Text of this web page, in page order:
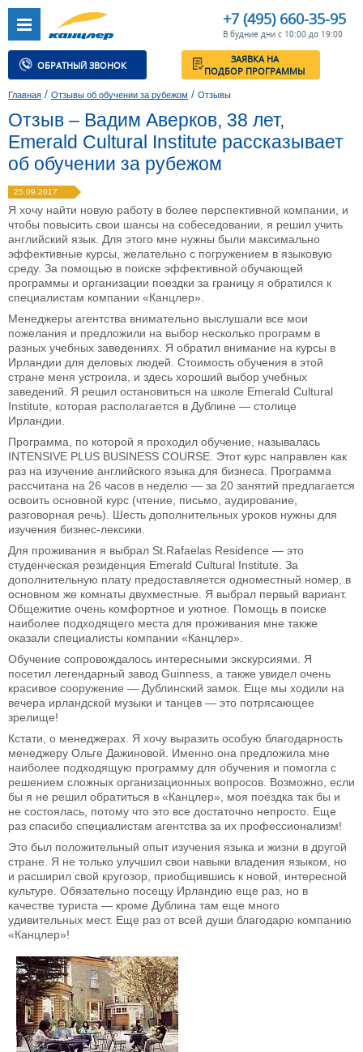
+7 (495) 660-35-95
В будние дни с 10:00 до 19:00
ОБРАТНЫЙ ЗВОНОК
ЗАЯВКА НА
ПОДБОР ПРОГРАММЫ
Главная / Отзывы об обучении за рубежом / Отзывы
Отзыв – Вадим Аверков, 38 лет,
Emerald Cultural Institute рассказывает
об обучении за рубежом
25.09.2017
Я хочу найти новую работу в более перспективной компании, и
чтобы повысить свои шансы на собеседовании, я решил учить
английский язык. Для этого мне нужны были максимально
эффективные курсы, желательно с погружением в языковую
среду. За помощью в поиске эффективной обучающей
программы и организации поездки за границу я обратился к
специалистам компании «Канцлер».
Менеджеры агентства внимательно выслушали все мои
пожелания и предложили на выбор несколько программ в
разных учебных заведениях. Я обратил внимание на курсы в
Ирландии для деловых людей. Стоимость обучения в этой
стране меня устроила, и здесь хороший выбор учебных
заведений. Я решил остановиться на школе Emerald Cultural
Institute, которая располагается в Дублине — столице
Ирландии.
Программа, по которой я проходил обучение, называлась
INTENSIVE PLUS BUSINESS COURSE. Этот курс направлен как
раз на изучение английского языка для бизнеса. Программа
рассчитана на 26 часов в неделю — за 20 занятий предлагается
освоить основной курс (чтение, письмо, аудирование,
разговорная речь). Шесть дополнительных уроков нужны для
изучения бизнес-лексики.
Для проживания я выбрал St.Rafaelas Residence — это
студенческая резиденция Emerald Cultural Institute. За
дополнительную плату предоставляется одноместный номер, в
основном же комнаты двухместные. Я выбрал первый вариант.
Общежитие очень комфортное и уютное. Помощь в поиске
наиболее подходящего места для проживания мне также
оказали специалисты компании «Канцлер».
Обучение сопровождалось интересными экскурсиями. Я
посетил легендарный завод Guinness, а также увидел очень
красивое сооружение — Дублинский замок. Еще мы ходили на
вечера ирландской музыки и танцев — это потрясающее
зрелище!
Кстати, о менеджерах. Я хочу выразить особую благодарность
менеджеру Ольге Дажиновой. Именно она предложила мне
наиболее подходящую программу для обучения и помогла с
решением сложных организационных вопросов. Возможно, если
бы я не решил обратиться в «Канцлер», моя поездка так бы и
не состоялась, потому что это все достаточно непросто. Еще
раз спасибо специалистам агентства за их профессионализм!
Это был положительный опыт изучения языка и жизни в другой
стране. Я не только улучшил свои навыки владения языком, но
и расширил свой кругозор, приобщившись к новой, интересной
культуре. Обязательно посещу Ирландию еще раз, но в
качестве туриста — кроме Дублина там еще много
удивительных мест. Еще раз от всей души благодарю компанию
«Канцлер»!